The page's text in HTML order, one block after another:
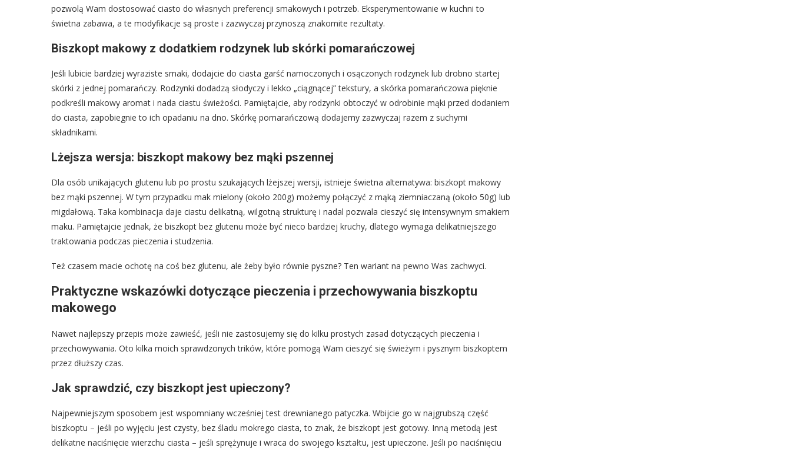
pozwolą Wam dostosować ciasto do własnych preferencji smakowych i potrzeb. Eksperymentowanie w kuchni to
świetna zabawa, a te modyfikacje są proste i zazwyczaj przynoszą znakomite rezultaty.
Biszkopt makowy z dodatkiem rodzynek lub skórki pomarańczowej
Jeśli lubicie bardziej wyraziste smaki, dodajcie do ciasta garść namoczonych i osączonych rodzynek lub drobno startej
skórki z jednej pomarańczy. Rodzynki dodadzą słodyczy i lekko „ciągnącej” tekstury, a skórka pomarańczowa pięknie
podkreśli makowy aromat i nada ciastu świeżości. Pamiętajcie, aby rodzynki obtoczyć w odrobinie mąki przed dodaniem
do ciasta, zapobiegnie to ich opadaniu na dno. Skórkę pomarańczową dodajemy zazwyczaj razem z suchymi
składnikami.
Lżejsza wersja: biszkopt makowy bez mąki pszennej
Dla osób unikających glutenu lub po prostu szukających lżejszej wersji, istnieje świetna alternatywa: biszkopt makowy
bez mąki pszennej. W tym przypadku mak mielony (około 200g) możemy połączyć z mąką ziemniaczaną (około 50g) lub
migdałową. Taka kombinacja daje ciastu delikatną, wilgotną strukturę i nadal pozwala cieszyć się intensywnym smakiem
maku. Pamiętajcie jednak, że biszkopt bez glutenu może być nieco bardziej kruchy, dlatego wymaga delikatniejszego
traktowania podczas pieczenia i studzenia.
Też czasem macie ochotę na coś bez glutenu, ale żeby było równie pyszne? Ten wariant na pewno Was zachwyci.
Praktyczne wskazówki dotyczące pieczenia i przechowywania biszkoptu
makowego
Nawet najlepszy przepis może zawieść, jeśli nie zastosujemy się do kilku prostych zasad dotyczących pieczenia i
przechowywania. Oto kilka moich sprawdzonych trików, które pomogą Wam cieszyć się świeżym i pysznym biszkoptem
przez dłuższy czas.
Jak sprawdzić, czy biszkopt jest upieczony?
Najpewniejszym sposobem jest wspomniany wcześniej test drewnianego patyczka. Wbijcie go w najgrubszą część
biszkoptu – jeśli po wyjęciu jest czysty, bez śladu mokrego ciasta, to znak, że biszkopt jest gotowy. Inną metodą jest
delikatne naciśnięcie wierzchu ciasta – jeśli sprężynuje i wraca do swojego kształtu, jest upieczone. Jeśli po naciśnięciu